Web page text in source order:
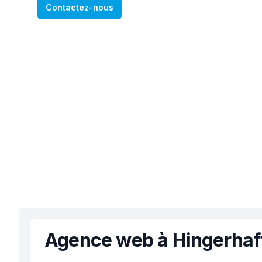
Contactez-nous
Agence web à